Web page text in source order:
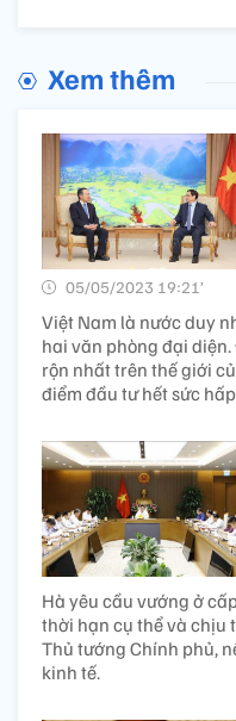
Xem thêm
05/05/2023 19:21’
Việt Nam là nước duy
hai văn phòng đại
rộn nhất trên thế giới
điểm đầu tư hết sức
Hà yêu cầu vướng ở
thời hạn cụ thể và chịu
Thủ tướng Chính phủ,
kinh tế.